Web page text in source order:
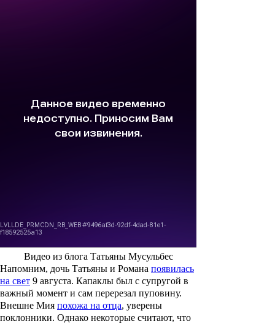
Видео из блога Татьяны Мусульбес
Напомним, дочь Татьяны и Романа появилась
на свет 9 августа. Капаклы был с супругой в
важный момент и сам перерезал пуповину.
Внешне Мия похожа на отца, уверены
поклонники. Однако некоторые считают, что